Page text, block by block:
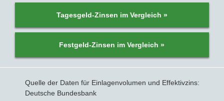
Tagesgeld-Zinsen im Vergleich »
Festgeld-Zinsen im Vergleich »
Quelle der Daten für Einlagenvolumen und Effektivzins:
Deutsche Bundesbank